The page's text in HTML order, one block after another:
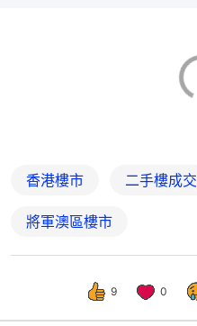
香港樓市 二手樓成交
將軍澳區樓市
9 0